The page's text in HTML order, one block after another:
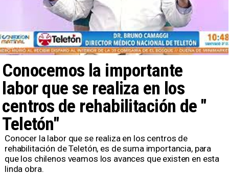
TVR
Conocemos la importante
labor que se realiza en los
centros de rehabilitación de "
Teletón"
Conocer la labor que se realiza en los centros de
rehabilitación de Teletón, es de suma importancia, para
que los chilenos veamos los avances que existen en esta
linda obra.